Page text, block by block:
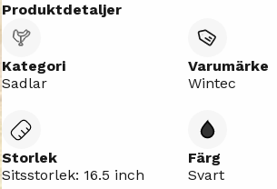
Produktdetaljer
Kategori
Sadlar
Varumärke
Wintec
Storlek
Sitsstorlek: 16.5 inch
Färg
Svart